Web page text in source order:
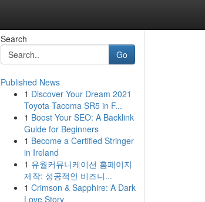
Search
Go
Published News
1 Discover Your Dream 2021
Toyota Tacoma SR5 in F...
1 Boost Your SEO: A Backlink
Guide for Beginners
1 Become a Certified Stringer
in Ireland
1 유월커뮤니케이션 홈페이지
제작: 성공적인 비즈니...
1 Crimson & Sapphire: A Dark
Love Story